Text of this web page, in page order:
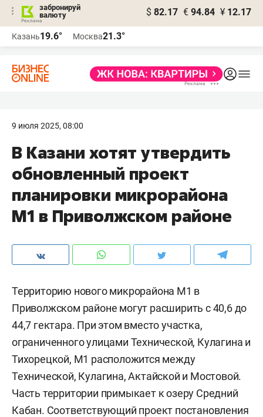
забронируй
валюту
$ 82.17 € 94.84 ¥ 12.17
Казань19.6° Москва21.3°
9 июля 2025, 08:00
В Казани хотят утвердить
обновленный проект
планировки микрорайона
М1 в Приволжском районе
Территорию нового микрорайона М1 в
Приволжском районе могут расширить с 40,6 до
44,7 гектара. При этом вместо участка,
ограниченного улицами Технической, Кулагина и
Тихорецкой, М1 расположится между
Технической, Кулагина, Актайской и Мостовой.
Часть территории примыкает к озеру Средний
Кабан. Соответствующий проект постановления